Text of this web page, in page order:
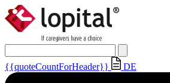
{{quoteCountForHeader}} DE